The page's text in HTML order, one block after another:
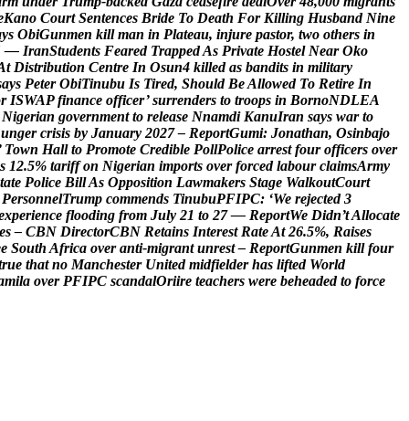
Kano Court Sentences Bride To Death For Killing Husband Nine
ys ObiGunmen kill man in Plateau, injure pastor, two others in
— IranStudents Feared TrappedAs Private Hostel Near Oko
t Distribution Centre In Osun4 killed as bandits in military
ays Peter ObiTinubu Is Tired, Should BeAllowed To Retire In
r ISWAP finance officer’ surrenders to troops in BornoNDLEA
Nigerian government to release Nnamdi KanuIran says war to
unger crisis by January 2027 – ReportGumi: Jonathan, Osinbajo
Town Hall to Promote Credible PollPolice arrest four officers over
s 12.5% tariff on Nigerian imports over forced labour claimsArmy
tate Police BillAs Opposition Lawmakers Stage WalkoutCourt
PersonnelTrump commends TinubuPFIPC: ‘We rejected 3
xperience flooding from July 21 to 27 — ReportWe Didn’tAllocate
es – CBN DirectorCBN Retains Interest RateAt 26.5%, Raises
e South Africa over anti-migrant unrest – ReportGunmen kill four
rue that no Manchester United midfielder has lifted World
mila over PFIPC scandalOriire teachers were beheaded to force